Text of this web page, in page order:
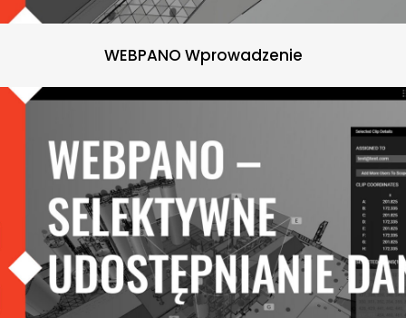
WEBPANO Wprowadzenie